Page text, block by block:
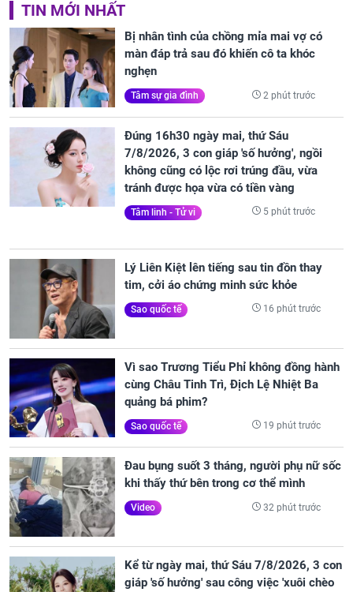
TIN MỚI NHẤT
Bị nhân tình của chồng mỉa mai vợ có
màn đáp trả sau đó khiến cô ta khóc
nghẹn
Tâm sự gia đình 2 phút trước
Đúng 16h30 ngày mai, thứ Sáu
7/8/2026, 3 con giáp 'số hưởng', ngồi
không cũng có lộc rơi trúng đầu, vừa
tránh được họa vừa có tiền vàng
Tâm linh - Tử vi 5 phút trước
Lý Liên Kiệt lên tiếng sau tin đồn thay
tim, cởi áo chứng minh sức khỏe
Sao quốc tế 16 phút trước
Vì sao Trương Tiểu Phỉ không đồng hành
cùng Châu Tinh Trì, Địch Lệ Nhiệt Ba
quảng bá phim?
Sao quốc tế 19 phút trước
Đau bụng suốt 3 tháng, người phụ nữ sốc
khi thấy thứ bên trong cơ thể mình
Video 32 phút trước
Kể từ ngày mai, thứ Sáu 7/8/2026, 3 con
giáp 'số hưởng' sau công việc 'xuôi chèo